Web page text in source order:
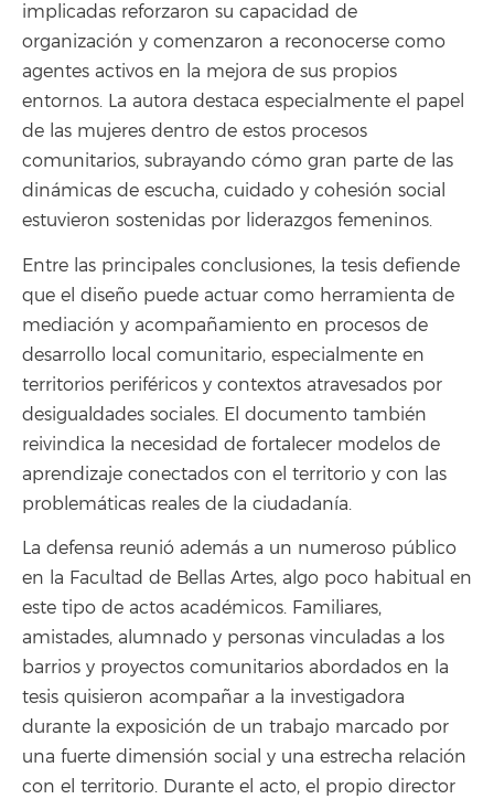
implicadas reforzaron su capacidad de
organización y comenzaron a reconocerse como
agentes activos en la mejora de sus propios
entornos. La autora destaca especialmente el papel
de las mujeres dentro de estos procesos
comunitarios, subrayando cómo gran parte de las
dinámicas de escucha, cuidado y cohesión social
estuvieron sostenidas por liderazgos femeninos.
Entre las principales conclusiones, la tesis defiende
que el diseño puede actuar como herramienta de
mediación y acompañamiento en procesos de
desarrollo local comunitario, especialmente en
territorios periféricos y contextos atravesados por
desigualdades sociales. El documento también
reivindica la necesidad de fortalecer modelos de
aprendizaje conectados con el territorio y con las
problemáticas reales de la ciudadanía.
La defensa reunió además a un numeroso público
en la Facultad de Bellas Artes, algo poco habitual en
este tipo de actos académicos. Familiares,
amistades, alumnado y personas vinculadas a los
barrios y proyectos comunitarios abordados en la
tesis quisieron acompañar a la investigadora
durante la exposición de un trabajo marcado por
una fuerte dimensión social y una estrecha relación
con el territorio. Durante el acto, el propio director